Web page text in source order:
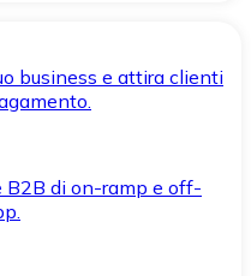
business e attira clienti
B2B di on-ramp e off-